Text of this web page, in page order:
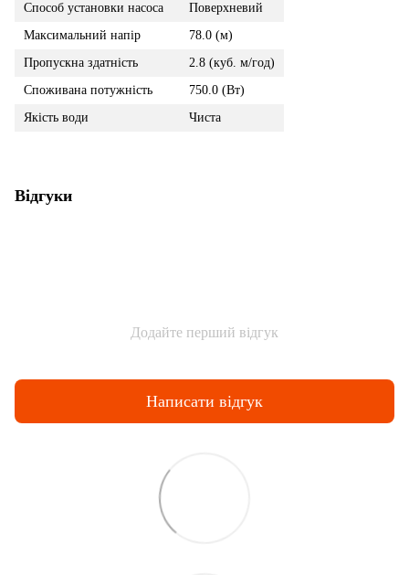
Способ установки насоса
Поверхневий
Максимальний напір
78.0 (м)
Пропускна здатність
2.8 (куб. м/год)
Споживана потужність
750.0 (Вт)
Якість води
Чиста
Відгуки
Додайте перший відгук
Написати відгук